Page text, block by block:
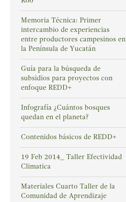
Memoria Técnica: Primer
intercambio de experiencias
entre productores campesinos en
la Península de Yucatán
Guía para la búsqueda de
subsidios para proyectos con
enfoque REDD+
Infografía ¿Cuántos bosques
quedan en el planeta?
Contenidos básicos de REDD+
19 Feb 2014_ Taller Efectividad
Climatica
Materiales Cuarto Taller de la
Comunidad de Aprendizaje